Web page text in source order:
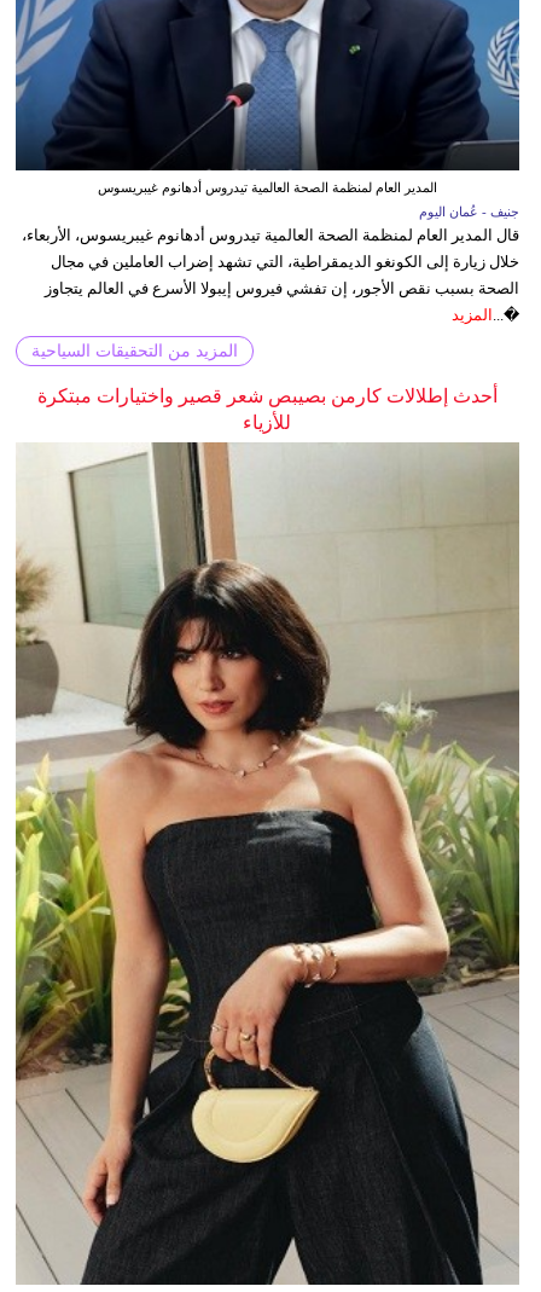
المدير العام لمنظمة الصحة العالمية تيدروس أدهانوم غيبريسوس
جنيف - عُمان اليوم
قال المدير العام لمنظمة الصحة العالمية تيدروس أدهانوم غيبريسوس، الأربعاء،
خلال زيارة إلى الكونغو الديمقراطية، التي تشهد إضراب العاملين في مجال
الصحة بسبب نقص الأجور، إن تفشي فيروس إيبولا الأسرع في العالم يتجاوز
�... المزيد
المزيد من التحقيقات السياحية
أحدث إطلالات كارمن بصيبص شعر قصير واختيارات مبتكرة
للأزياء